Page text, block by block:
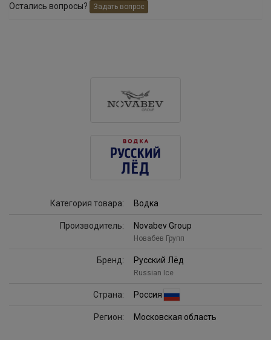
Остались вопросы? Задать вопрос
Категория товара: Водка
Производитель: Novabev Group
Новабев Групп
Бренд: Русский Лёд
Russian Ice
Страна: Россия
Регион: Московская область